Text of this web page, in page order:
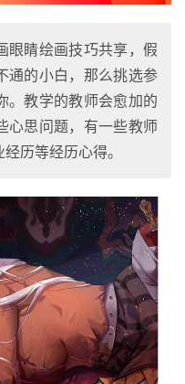
眼睛绘画技巧共享，假
通的小白，那么挑选参
。教学的教师会愈加的
心思问题，有一些教师
历等经历心得。